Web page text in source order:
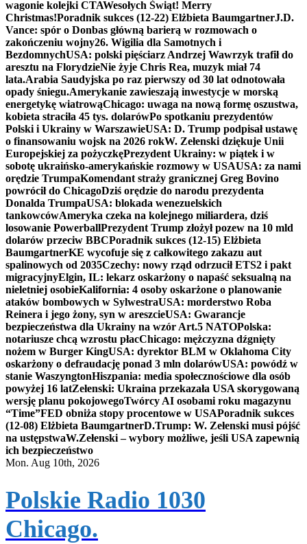
wagonie kolejki CTAWesołych Świąt! Merry
Christmas!Poradnik sukces (12-22) Elżbieta BaumgartnerJ.D.
Vance: spór o Donbas główną barierą w rozmowach o
zakończeniu wojny26. Wigilia dla Samotnych i
BezdomnychUSA: polski pięściarz Andrzej Wawrzyk trafił do
aresztu na FlorydzieNie żyje Chris Rea, muzyk miał 74
lata.Arabia Saudyjska po raz pierwszy od 30 lat odnotowała
opady śniegu.Amerykanie zawieszają inwestycje w morską
energetykę wiatrowąChicago: uwaga na nową formę oszustwa,
kobieta straciła 45 tys. dolarówPo spotkaniu prezydentów
Polski i Ukrainy w WarszawieUSA: D. Trump podpisał ustawę
o finansowaniu wojsk na 2026 rokW. Zełenski dziękuje Unii
Europejskiej za pożyczkęPrezydent Ukrainy: w piątek i w
sobotę ukraińsko-amerykańskie rozmowy w USAUSA: za nami
orędzie TrumpaKomendant straży granicznej Greg Bovino
powrócił do ChicagoDziś orędzie do narodu prezydenta
Donalda TrumpaUSA: blokada wenezuelskich
tankowcówAmeryka czeka na kolejnego miliardera, dziś
losowanie PowerballPrezydent Trump złożył pozew na 10 mld
dolarów przeciw BBCPoradnik sukces (12-15) Elżbieta
BaumgartnerKE wycofuje się z całkowitego zakazu aut
spalinowych od 2035Czechy: nowy rząd odrzucił ETS2 i pakt
migracyjnyElgin, IL: lekarz oskarżony o napaść seksualną na
nieletniej osobieKalifornia: 4 osoby oskarżone o planowanie
ataków bombowych w SylwestraUSA: morderstwo Roba
Reinera i jego żony, syn w areszcieUSA: Gwarancje
bezpieczeństwa dla Ukrainy na wzór Art.5 NATOPolska:
notariusze chcą wzrostu płacChicago: mężczyzna dźgnięty
nożem w Burger KingUSA: dyrektor BLM w Oklahoma City
oskarżony o defraudację ponad 3 mln dolarówUSA: powódź w
stanie WaszyngtonHiszpania: media społecznościowe dla osób
powyżej 16 latZełenski: Ukraina przekazała USA skorygowaną
wersję planu pokojowegoTwórcy AI osobami roku magazynu
“Time”FED obniża stopy procentowe w USAPoradnik sukces
(12-08) Elżbieta BaumgartnerD.Trump: W. Zełenski musi pójść
na ustępstwaW.Zełenski – wybory możliwe, jeśli USA zapewnią
ich bezpieczeństwo
Mon. Aug 10th, 2026
Polskie Radio 1030
Chicago.